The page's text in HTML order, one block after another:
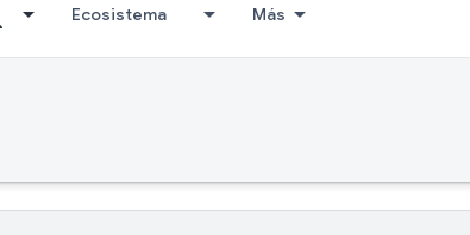
Ecosistema Más